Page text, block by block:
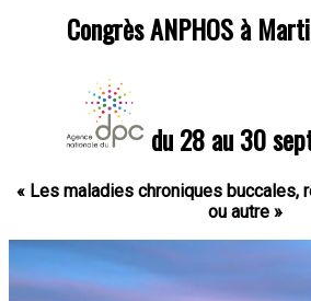
Congrès ANPHOS à
du 28 au 30
« Les maladies chroniques buccales,
ou autre »